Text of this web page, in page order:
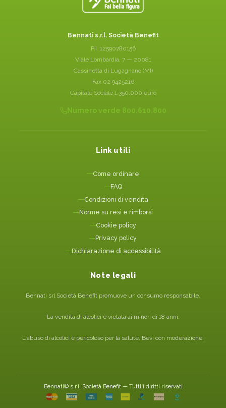
Bennati s.r.l. Società Benefit
P.I. 12590780156
Viale Lombardia, 7 — 20081
Cassinetta di Lugagnano (MI)
Fax 02 9425216
Capitale Sociale 1.350.000 euro
Numero verde 800.610.800
Link utili
Come ordinare
FAQ
Condizioni di vendita
Norme su resi e rimborsi
Cookie policy
Privacy policy
Dichiarazione di accessibilità
Note legali
Bennati srl Società Benefit promuove un consumo responsabile.
La vendita di alcolici è vietata ai minori di 18 anni.
L'abuso di alcolici è pericoloso per la salute. Bevi con moderazione.
Bennati© s.r.l. Società Benefit — Tutti i diritti riservati